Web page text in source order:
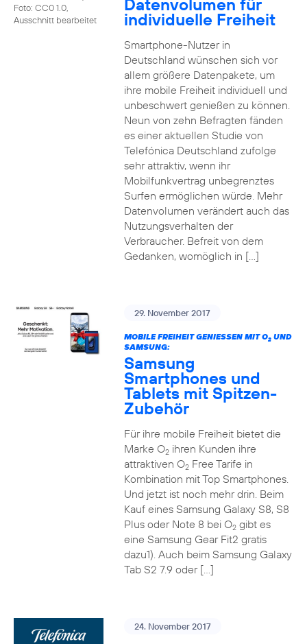
Foto: CC0 1.0,
Ausschnitt bearbeitet
Datenvolumen für
individuelle Freiheit
Smartphone-Nutzer in
Deutschland wünschen sich vor
allem größere Datenpakete, um
ihre mobile Freiheit individuell und
unbeschwert genießen zu können.
Neun von zehn Befragten fänden
es einer aktuellen Studie von
Telefónica Deutschland zufolge
sehr attraktiv, wenn ihr
Mobilfunkvertrag unbegrenztes
Surfen ermöglichen würde. Mehr
Datenvolumen verändert auch das
Nutzungsverhalten der
Verbraucher. Befreit von dem
Gedanken, womöglich in […]
29. November 2017
MOBILE FREIHEIT GENIESSEN MIT O 2UND
SAMSUNG:
Samsung
Smartphones und
Tablets mit Spitzen-
Zubehör
Für ihre mobile Freiheit bietet die
Marke O2ihren Kunden ihre
attraktiven O2Free Tarife in
Kombination mit Top Smartphones.
Und jetzt ist noch mehr drin. Beim
Kauf eines Samsung Galaxy S8, S8
Plus oder Note 8 bei O2gibt es
eine Samsung Gear Fit2 gratis
dazu1). Auch beim Samsung Galaxy
Tab S2 7.9 oder […]
24. November 2017